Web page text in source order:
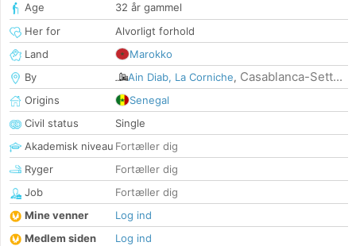
Age
32 år gammel
Her for
Alvorligt forhold
Land
Marokko
By
Ain Diab, La Corniche, Casablanca-Sett...
Origins
Senegal
Civil status
Single
Akademisk niveau Fortæller dig
Ryger
Fortæller dig
Job
Fortæller dig
Mine venner
Log ind
Medlem siden
Log ind